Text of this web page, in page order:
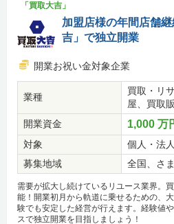
「買取大吉」
加盟店様の年間店舗
吉」で独立開業
開業お祝い金対象企業
業種
買取・リ
屋、買取
開業資金
1,000 万
対象
個人・法人
募集地域
全国、さ
需要が拡大し続けているリユース業界。
能！開業初月から軌道に乗せるための、
験でも安定した経営が行えます。経験値
スで独立開業を目指しましょう！